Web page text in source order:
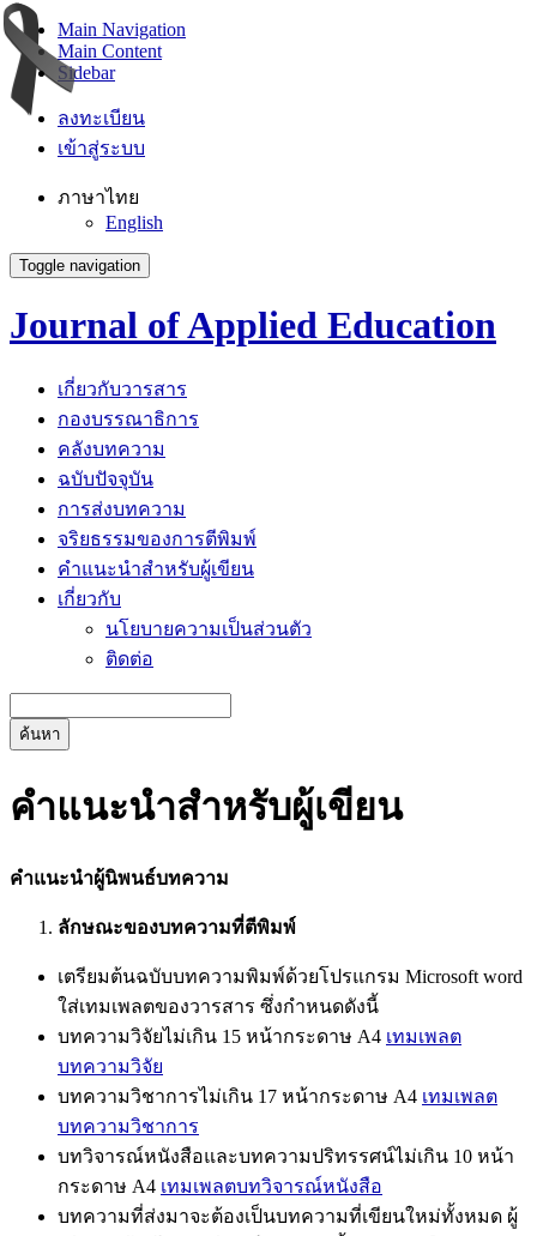
Main Navigation
Main Content
Sidebar
ลงทะเบียน
เข้าสู่ระบบ
ภาษาไทย
English
Toggle navigation
Journal of Applied Education
เกี่ยวกับวารสาร
กองบรรณาธิการ
คลังบทความ
ฉบับปัจจุบัน
การส่งบทความ
จริยธรรมของการตีพิมพ์
คำแนะนำสำหรับผู้เขียน
เกี่ยวกับ
นโยบายความเป็นส่วนตัว
ติดต่อ
ค้นหา
คำแนะนำสำหรับผู้เขียน
คำแนะนำผู้นิพนธ์บทความ
ลักษณะของบทความที่ตีพิมพ์
เตรียมต้นฉบับบทความพิมพ์ด้วยโปรแกรม Microsoft word
ใส่เทมเพลตของวารสาร ซึ่งกำหนดดังนี้
บทความวิจัยไม่เกิน 15 หน้ากระดาษ A4 เทมเพลต
บทความวิจัย
บทความวิชาการไม่เกิน 17 หน้ากระดาษ A4 เทมเพลต
บทความวิชาการ
บทวิจารณ์หนังสือและบทความปริทรรศน์ไม่เกิน 10 หน้า
กระดาษ A4 เทมเพลตบทวิจารณ์หนังสือ
บทความที่ส่งมาจะต้องเป็นบทความที่เขียนใหม่ทั้งหมด ผู้